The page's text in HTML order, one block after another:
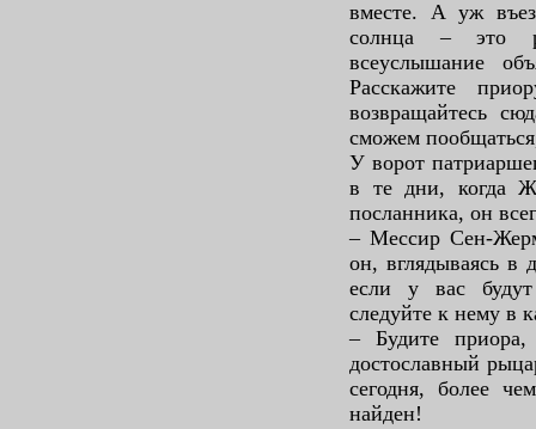
вместе. А уж
солнца – это
всеуслышание
Расскажите
возвращайтесь
сможем
У ворот
в те дни, когда
посланника, он
– Мессир Сен-
он, вглядываясь в
если у вас
следуйте к нему в
– Будите
достославный
сегодня, более
найден!